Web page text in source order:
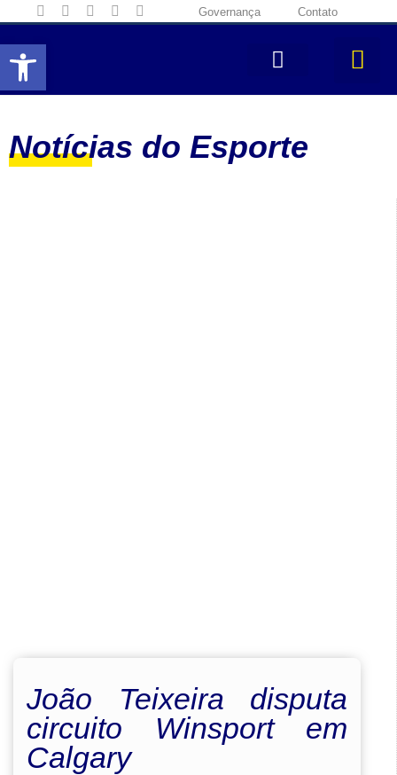
Abrir a barra de ferramentas
Governança Contato
Notícias do Esporte
João Teixeira disputa
circuito Winsport em
Calgary